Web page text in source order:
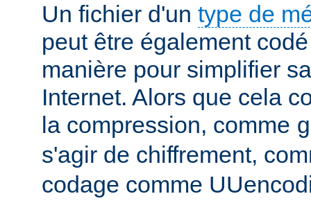
Un fichier d'un type de
peut être également
manière pour simplifier
Internet. Alors que cela
la compression, comme
s'agir de chiffrement,
codage comme